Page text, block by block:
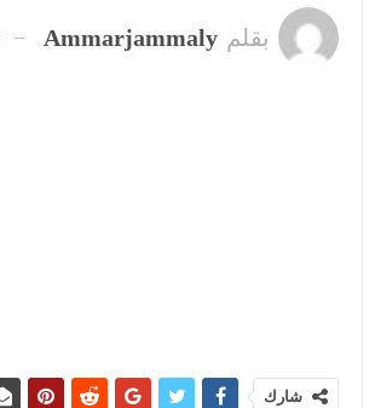
بقلم Ammarjammaly
شارك